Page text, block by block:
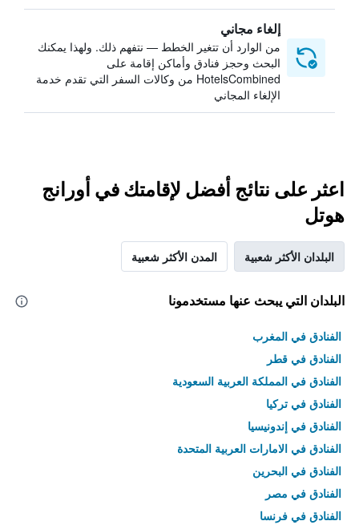
إلغاء مجاني
من الوارد أن تتغير الخطط — نتفهم ذلك. ولهذا يمكنك
البحث وحجز فنادق وأماكن إقامة على
HotelsCombined من وكالات السفر التي تقدم خدمة
الإلغاء المجاني
اعثر على نتائج أفضل لإقامتك في أورانج
هوتل
البلدان الأكثر شعبية المدن الأكثر شعبية
البلدان التي يبحث عنها مستخدمونا
الفنادق في المغرب
الفنادق في قطر
الفنادق في المملكة العربية السعودية
الفنادق في تركيا
الفنادق في إندونيسيا
الفنادق في الامارات العربية المتحدة
الفنادق في البحرين
الفنادق في مصر
الفنادق في فرنسا